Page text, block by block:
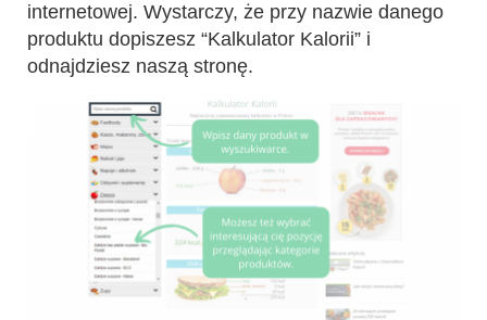
internetowej. Wystarczy, że przy nazwie danego
produktu dopiszesz “Kalkulator Kalorii” i
odnajdziesz naszą stronę.